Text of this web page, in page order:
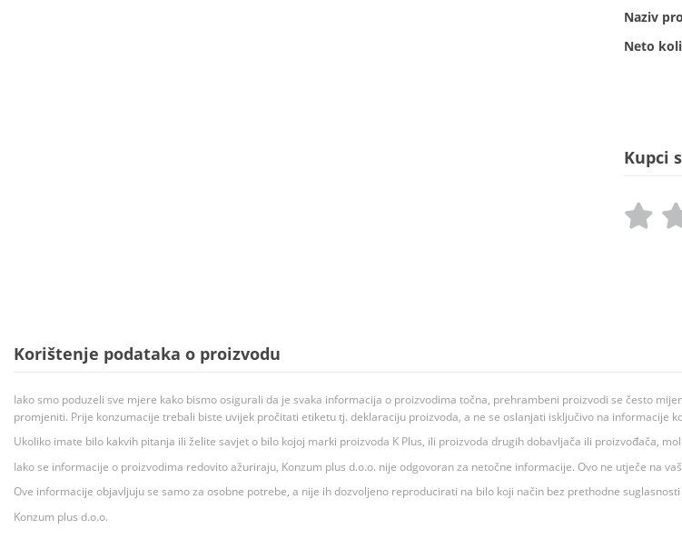
Naziv
Neto
Kupci
Korištenje podataka o proizvodu
Iako smo poduzeli sve mjere kako bismo osigurali da je svaka informacija o proizvodima točna, prehrambeni proizvodi se često
promjeniti. Prije konzumacije trebali biste uvijek pročitati etiketu tj. deklaraciju proizvoda, a ne se oslanjati isključivo na informacije
Ukoliko imate bilo kakvih pitanja ili želite savjet o bilo kojoj marki proizvoda K Plus, ili proizvoda drugih dobavljača ili proizvođača,
Iako se informacije o proizvodima redovito ažuriraju, Konzum plus d.o.o. nije odgovoran za netočne informacije. Ovo ne utječe na
Ove informacije objavljuju se samo za osobne potrebe, a nije ih dozvoljeno reproducirati na bilo koji način bez prethodne
Konzum plus d.o.o.